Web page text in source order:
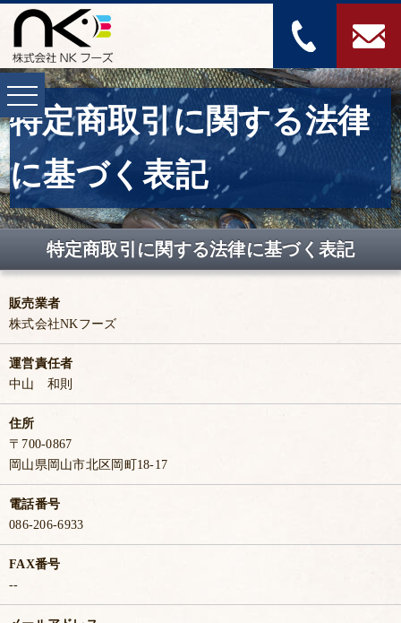
特定商取引に関する法律
に基づく表記
特定商取引に関する法律に基づく表記
販売業者
株式会社NKフーズ
運営責任者
中山 和則
住所
〒700-0867
岡山県岡山市北区岡町18-17
電話番号
086-206-6933
FAX番号
--